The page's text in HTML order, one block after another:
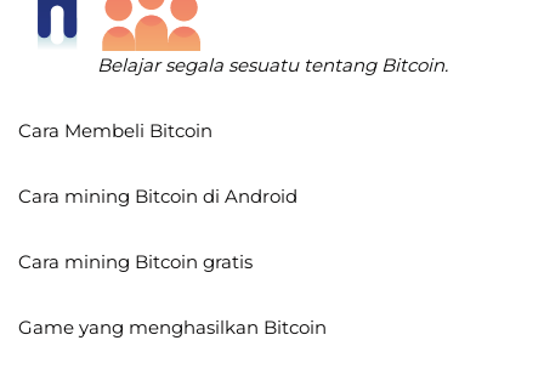
Belajar segala sesuatu tentang Bitcoin.
Cara Membeli Bitcoin
Cara mining Bitcoin di Android
Cara mining Bitcoin gratis
Game yang menghasilkan Bitcoin